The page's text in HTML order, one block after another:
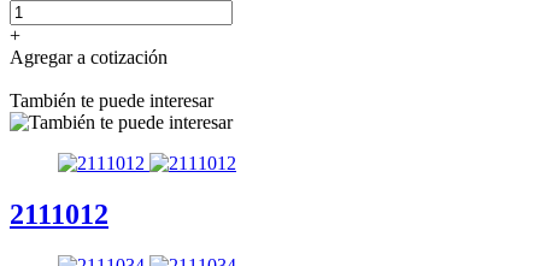
+
Agregar a cotización
También te puede interesar
2111012